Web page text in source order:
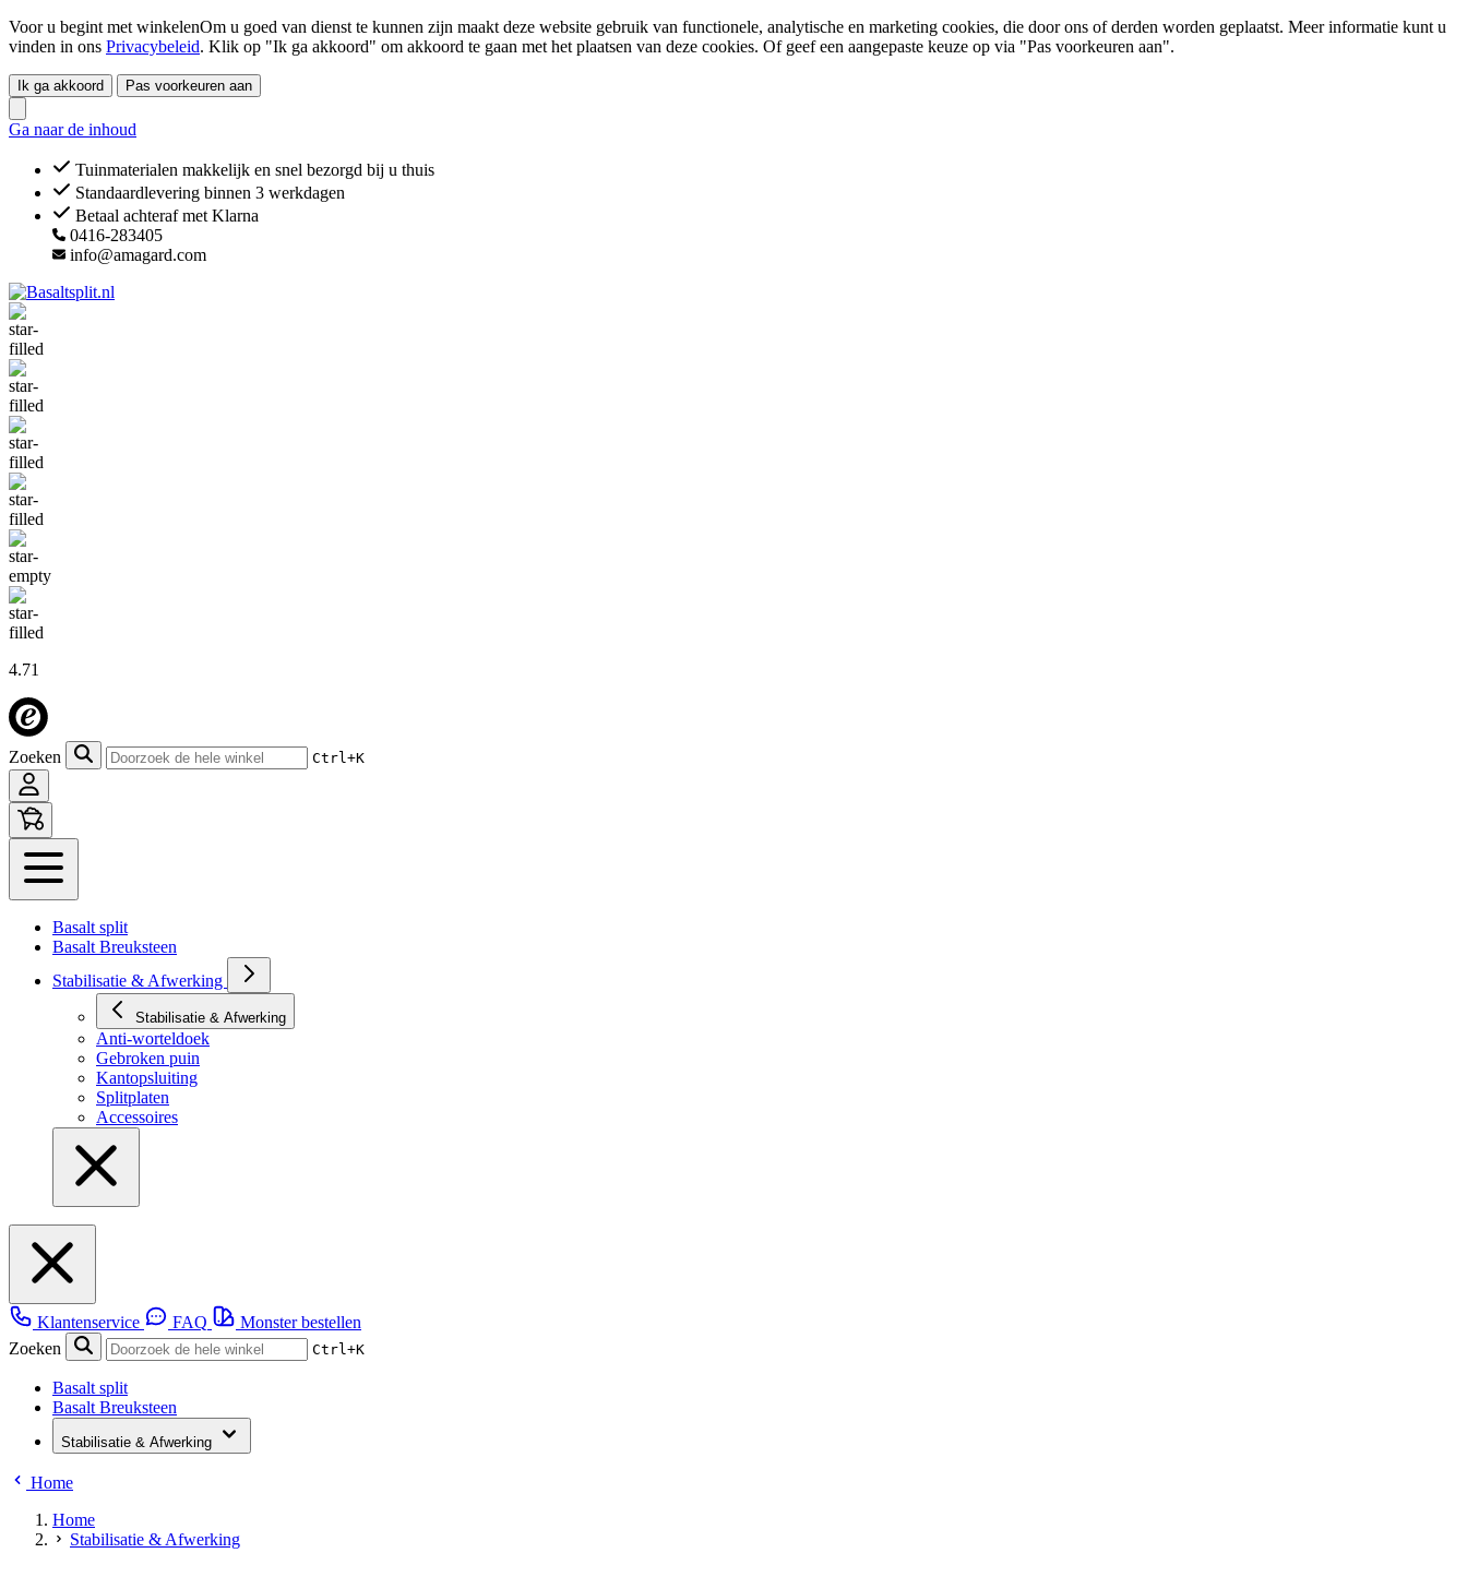
Voor u begint met winkelenOm u goed van dienst te kunnen zijn maakt deze website gebruik van functionele, analytische en marketing cookies, die door ons of derden worden geplaatst. Meer informatie kunt u
vinden in ons Privacybeleid. Klik op "Ik ga akkoord" om akkoord te gaan met het plaatsen van deze cookies. Of geef een aangepaste keuze op via "Pas voorkeuren aan".
Ik ga akkoord Pas voorkeuren aan
Ga naar de inhoud
Tuinmaterialen makkelijk en snel bezorgd bij u thuis
Standaardlevering binnen 3 werkdagen
Betaal achteraf met Klarna
0416-283405
info@amagard.com
4.71
Zoeken Ctrl+K
Basalt split
Basalt Breuksteen
Stabilisatie & Afwerking
Stabilisatie & Afwerking
Anti-worteldoek
Gebroken puin
Kantopsluiting
Splitplaten
Accessoires
Klantenservice FAQ
Monster bestellen
Zoeken
Ctrl+K
Basalt split
Basalt Breuksteen
Stabilisatie & Afwerking
Home
Home
Stabilisatie & Afwerking